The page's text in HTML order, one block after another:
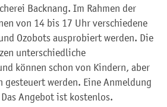
Backnang. Im Rahmen der
von 14 bis 17 Uhr verschiedene
Ozobots ausprobiert werden. Die
unterschiedliche
können schon von Kindern, aber
gesteuert werden. Eine Anmeldung
Angebot ist kostenlos.